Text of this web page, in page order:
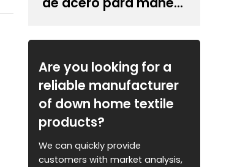
Are you looking for a
reliable manufacturer
of down home textile
products?
We can quickly provide
customers with market analysis,